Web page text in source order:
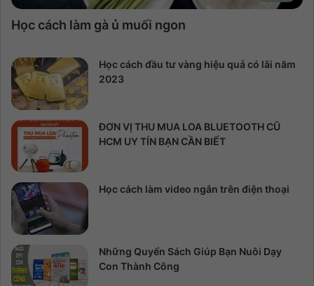
Học cách làm gà ủ muối ngon
Học cách đầu tư vàng hiệu quả có lãi năm
2023
ĐƠN VỊ THU MUA LOA BLUETOOTH CŨ
HCM UY TÍN BẠN CẦN BIẾT
Học cách làm video ngắn trên điện thoại
Những Quyển Sách Giúp Bạn Nuôi Dạy
Con Thành Công